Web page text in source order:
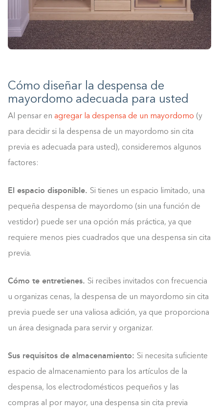
Cómo diseñar la despensa de
mayordomo adecuada para usted
Al pensar en agregar la despensa de un mayordomo (y
para decidir si la despensa de un mayordomo sin cita
previa es adecuada para usted), consideremos algunos
factores:
El espacio disponible. Si tienes un espacio limitado, una
pequeña despensa de mayordomo (sin una función de
vestidor) puede ser una opción más práctica, ya que
requiere menos pies cuadrados que una despensa sin cita
previa.
Cómo te entretienes. Si recibes invitados con frecuencia
u organizas cenas, la despensa de un mayordomo sin cita
previa puede ser una valiosa adición, ya que proporciona
un área designada para servir y organizar.
Sus requisitos de almacenamiento: Si necesita suficiente
espacio de almacenamiento para los artículos de la
despensa, los electrodomésticos pequeños y las
compras al por mayor, una despensa sin cita previa